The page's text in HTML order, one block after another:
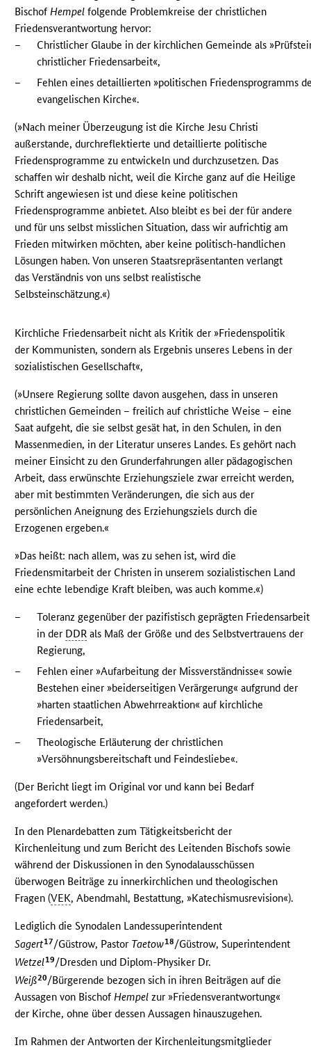
BischofHempel folgende Problemkreise der christlichen
Friedensverantwortung hervor:
–
Christlicher Glaube in der kirchlichen Gemeinde als
christlicher Friedensarbeit«,
–
Fehlen eines detaillierten »politischen Friedensprogramms
evangelischen Kirche«.
(»Nach meiner Überzeugung ist die Kirche Jesu Christi
außerstande, durchreflektierte und detaillierte politische
Friedensprogramme zu entwickeln und durchzusetzen. Das
schaffen wir deshalb nicht, weil die Kirche ganz auf die Heilige
Schrift angewiesen ist und diese keine politischen
Friedensprogramme anbietet. Also bleibt es bei der für andere
und für uns selbst misslichen Situation, dass wir aufrichtig am
Frieden mitwirken möchten, aber keine politisch-handlichen
Lösungen haben. Von unseren Staatsrepräsentanten verlangt
das Verständnis von uns selbst realistische
Selbsteinschätzung.«)
Kirchliche Friedensarbeit nicht als Kritik der »Friedenspolitik
der Kommunisten, sondern als Ergebnis unseres Lebens in der
sozialistischen Gesellschaft«,
(»Unsere Regierung sollte davon ausgehen, dass in unseren
christlichen Gemeinden – freilich auf christliche Weise – eine
Saat aufgeht, die sie selbst gesät hat, in den Schulen, in den
Massenmedien, in der Literatur unseres Landes. Es gehört nach
meiner Einsicht zu den Grunderfahrungen aller pädagogischen
Arbeit, dass erwünschte Erziehungsziele zwar erreicht werden,
aber mit bestimmten Veränderungen, die sich aus der
persönlichen Aneignung des Erziehungsziels durch die
Erzogenen ergeben.«
»Das heißt: nach allem, was zu sehen ist, wird die
Friedensmitarbeit der Christen in unserem sozialistischen Land
eine echte lebendige Kraft bleiben, was auch komme.«)
–
Toleranz gegenüber der pazifistisch geprägten Friedensarbeit
in der DDR als Maß der Größe und des Selbstvertrauens der
Regierung,
–
Fehlen einer »Aufarbeitung der Missverständnisse« sowie
Bestehen einer »beiderseitigen Verärgerung« aufgrund der
»harten staatlichen Abwehrreaktion« auf kirchliche
Friedensarbeit,
–
Theologische Erläuterung der christlichen
»Versöhnungsbereitschaft und Feindesliebe«.
(Der Bericht liegt im Original vor und kann bei Bedarf
angefordert werden.)
In den Plenardebatten zum Tätigkeitsbericht der
Kirchenleitung und zum Bericht des Leitenden Bischofs sowie
während der Diskussionen in den Synodalausschüssen
überwogen Beiträge zu innerkirchlichen und theologischen
Fragen (VEK, Abendmahl, Bestattung, »Katechismusrevision«).
Lediglich die Synodalen Landessuperintendent
Sagert17/Güstrow, Pastor Taetow18/Güstrow, Superintendent
Wetzel19/Dresden und Diplom-Physiker Dr.
Weiß20/Bürgerende bezogen sich in ihren Beiträgen auf die
Aussagen von BischofHempel zur »Friedensverantwortung«
der Kirche, ohne über dessen Aussagen hinauszugehen.
Im Rahmen der Antworten der Kirchenleitungsmitglieder